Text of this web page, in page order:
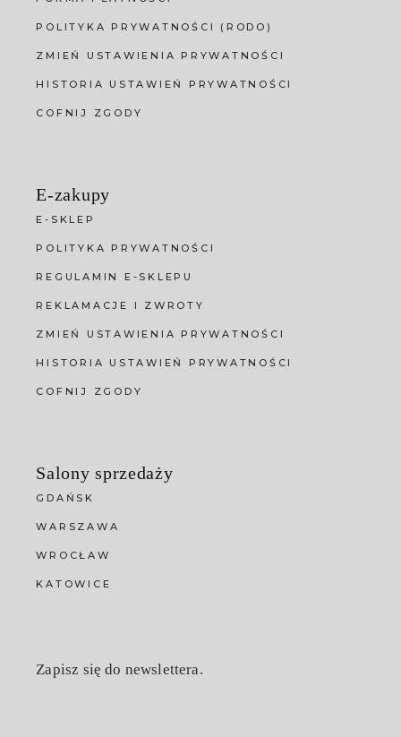
POLITYKA PRYWATNOŚCI (RODO)
ZMIEŃ USTAWIENIA PRYWATNOŚCI
HISTORIA USTAWIEŃ PRYWATNOŚCI
COFNIJ ZGODY
E-zakupy
E-SKLEP
POLITYKA PRYWATNOŚCI
REGULAMIN E-SKLEPU
REKLAMACJE I ZWROTY
ZMIEŃ USTAWIENIA PRYWATNOŚCI
HISTORIA USTAWIEŃ PRYWATNOŚCI
COFNIJ ZGODY
Salony sprzedaży
GDAŃSK
WARSZAWA
WROCŁAW
KATOWICE
Zapisz się do newslettera.